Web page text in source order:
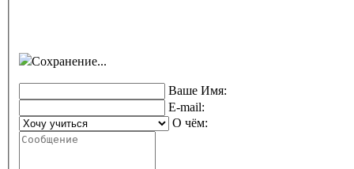
Сохранение...
Ваше Имя:
E-mail:
О чём: